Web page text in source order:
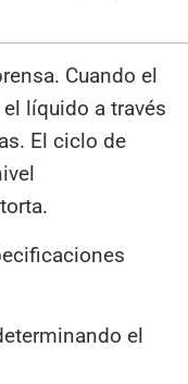
Cuando el
líquido a través
El ciclo de
el